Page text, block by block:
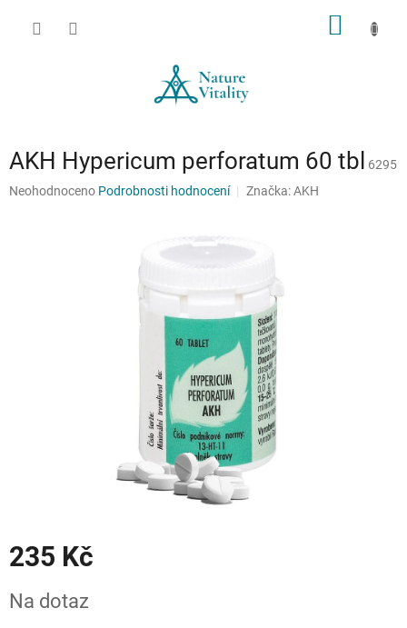
AKH Hypericum perforatum 60 tbl
6295
Průměrné
Neohodnoceno Podrobnosti hodnocení Značka:AKH
235 Kč
cena:
Na dotaz